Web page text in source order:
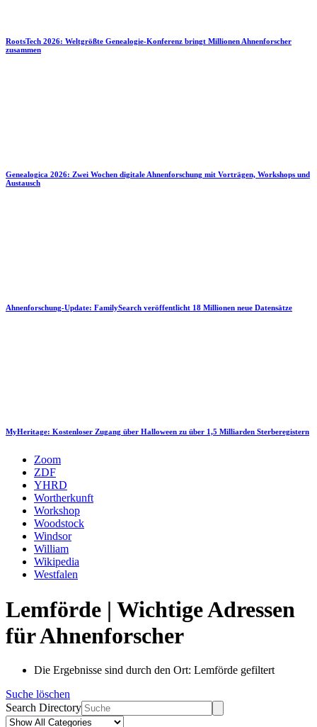
RootsTech 2026: Weltgrößte Genealogie-Konferenz bringt Millionen Ahnenforscher
zusammen
Genealogica 2026: Zwei Wochen digitale Ahnenforschung mit Vorträgen, Workshops und
Austausch
Ahnenforschung-Update: FamilySearch veröffentlicht 18 Millionen neue Datensätze
MyHeritage: Kostenloser Zugang über Halloween zu über 1,5 Milliarden Sterberegistern
Zoom
ZDF
YHRD
Wortherkunft
Workshop
Woodstock
Windsor
William
Wikipedia
Westfalen
Lemförde | Wichtige Adressen
für Ahnenforscher
Die Ergebnisse sind durch den Ort: Lemförde gefiltert
Suche löschen
Search Directory